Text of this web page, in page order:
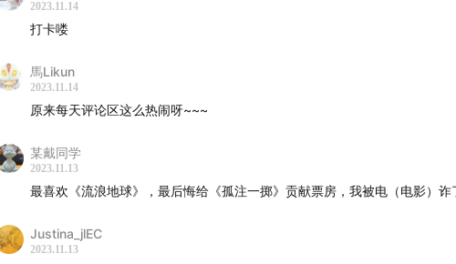
如果你喜欢我们的节目，欢迎
2023.11.14
打卡喽
馬Likun
2023.11.14
原来每天评论区这么热闹呀~~~
某戴同学
2023.11.13
最喜欢《流浪地球》，最后悔给《孤注一掷》贡献票房，我被电（电影）诈
Justina_jlEC
2023.11.13